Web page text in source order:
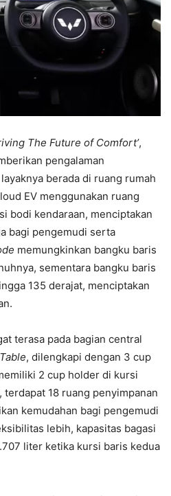
The Future of Comfort’,
pengalaman
berada di ruang rumah
EV menggunakan ruang
bodi kendaraan, menciptakan
bagi pengemudi serta
memungkinkan bangku baris
sementara bangku baris
135 derajat, menciptakan
terasa pada bagian central
, dilengkapi dengan 3 cup
2 cup holder di kursi
terdapat 18 ruang penyimpanan
kemudahan bagi pengemudi
lebih, kapasitas bagasi
liter ketika kursi baris kedua